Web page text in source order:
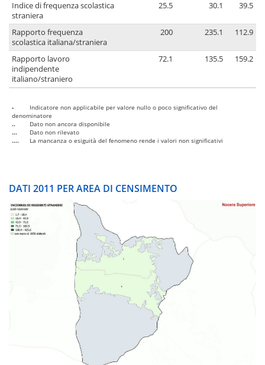
Indice di frequenza scolastica
straniera
25.5 30.1 39.5
Rapporto frequenza
scolastica italiana/straniera
200 235.1 112.9
Rapporto lavoro
indipendente
italiano/straniero
72.1 135.5 159.2
-
Indicatore non applicabile per valore nullo o poco significativo del
denominatore
..
Dato non ancora disponibile
...
Dato non rilevato
....
La mancanza o esiguità del fenomeno rende i valori non significativi
DATI 2011 PER AREA DI CENSIMENTO